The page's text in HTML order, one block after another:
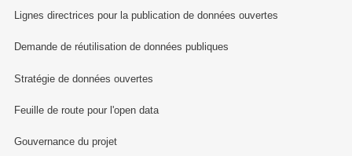
Lignes directrices pour la publication de données ouvertes
Demande de réutilisation de données publiques
Stratégie de données ouvertes
Feuille de route pour l'open data
Gouvernance du projet